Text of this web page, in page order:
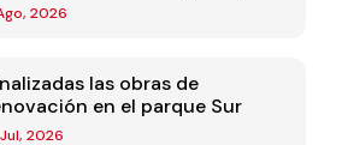
2026
las obras de
en el parque Sur
Jul, 2026